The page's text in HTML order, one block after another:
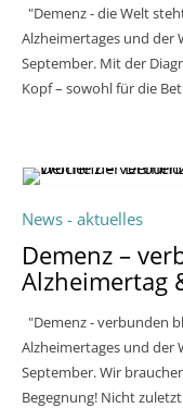
"Demenz - die Welt
Alzheimertages und der
September. Mit der
Kopf – sowohl für die
News - aktuelles
Demenz –
Alzheimertag
"Demenz - verbunden
Alzheimertages und der
September. Wir
Begegnung! Nicht